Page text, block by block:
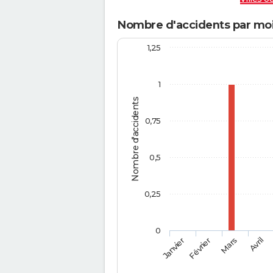
Nombre d'accidents par
Nombre d'accidents
JanvierFévrier Mars Avril
0
1
0,25
0,5
0,75
1,25